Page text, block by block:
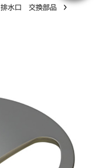
排水口 交換部品